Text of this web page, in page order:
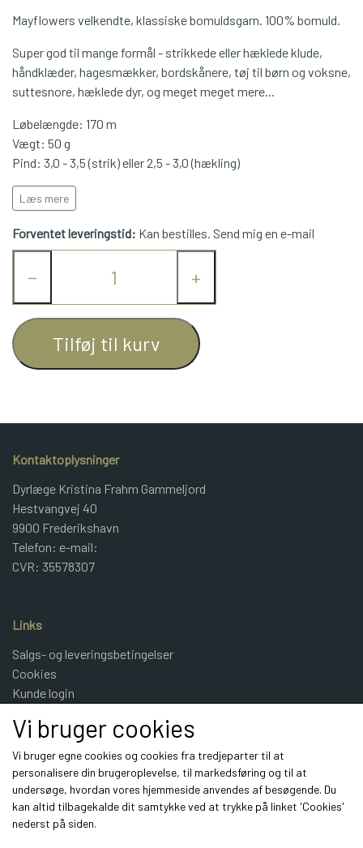
BOMULD 8/4
GAVEKORT
Mayflowers velkendte, klassiske bomuldsgarn. 100% bomuld.
Super god til mange formål - strikkede eller hæklede klude,
håndklæder, hagesmækker, bordskånere, tøj til børn og voksne,
suttesnore, hæklede dyr, og meget meget mere...
Løbelængde: 170 m
Vægt: 50 g
Pind: 3,0 - 3,5 (strik) eller 2,5 - 3,0 (hækling)
Kan maskinvaskes ved 60 grader.
Læs mere
Forventet leveringstid: Kan bestilles. Send mig en e-mail
− +
Tilføj til kurv
Kontaktoplysninger
Dyrlæge Kristina Frahm Gammeljord
Hestvangvej 40
9900 Frederikshavn
Telefon: e-mail:
CVR: 35578307
Links
Salgs- og leveringsbetingelser
Cookies
Kunde login
Kontakt
Sociale medier
Vi bruger cookies
Vi bruger egne cookies og cookies fra tredjeparter til at
personalisere din brugeroplevelse, til markedsføring og til at
undersøge, hvordan vores hjemmeside anvendes af besøgende. Du
kan altid tilbagekalde dit samtykke ved at trykke på linket 'Cookies'
nederst på siden.